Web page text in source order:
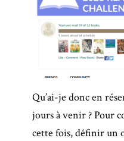
Qu’ai-je donc en
jours à venir ? Pour
cette fois, définir un